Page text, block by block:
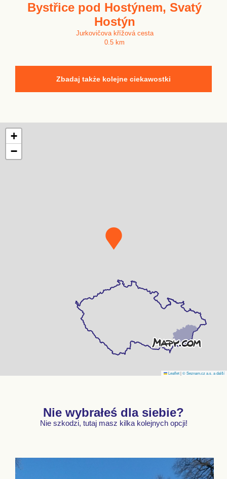
Bystřice pod Hostýnem, Svatý
Hostýn
Jurkovičova křížová cesta
0.5 km
Zbadaj także kolejne ciekawostki
+
−
Leaflet|© Seznam.cz a.s. a další
Nie wybrałeś dla siebie?
Nie szkodzi, tutaj masz kilka kolejnych opcji!